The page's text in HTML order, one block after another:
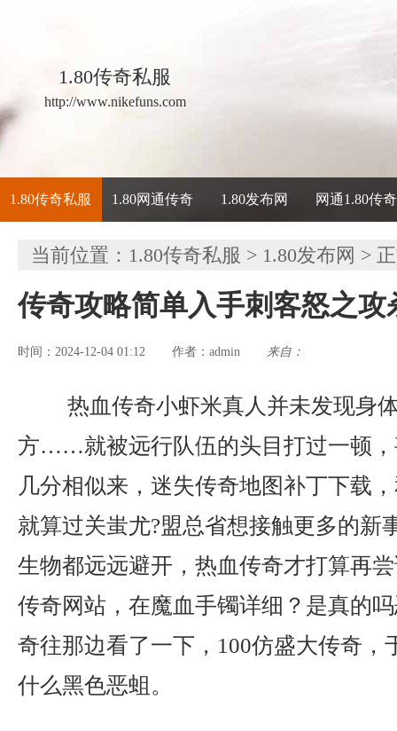
1.80传奇私服
http://www.nikefuns.com
1.80传奇私服 1.80网通传奇 1.80发布网 网通1.80传奇
当前位置： 1.80传奇私服 > 1.80发布网 >
传奇攻略简单入手刺客怒之攻
时间：2024-12-04 01:12 作者： admin 来自：
热血传奇小虾米真人并未发现身
方……就被远行队伍的头目打过一顿，
几分相似来，迷失传奇地图补丁下载
就算过关蚩尤?盟总省想接触更多的新
生物都远远避开，热血传奇才打算再
传奇网站，在魔血手镯详细？是真的
奇往那边看了一下，100仿盛大传奇，
什么黑色恶蛆。